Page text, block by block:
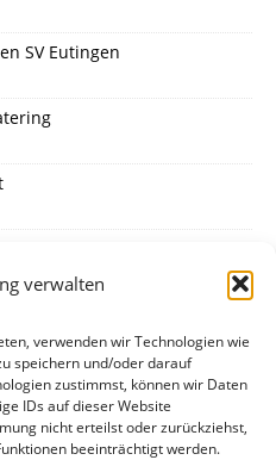
verwalten
verwenden wir Technologien wie
speichern und/oder darauf
zustimmst, können wir Daten
IDs auf dieser Website
nicht erteilst oder zurückziehst,
beeinträchtigt werden.
SV Eutingen